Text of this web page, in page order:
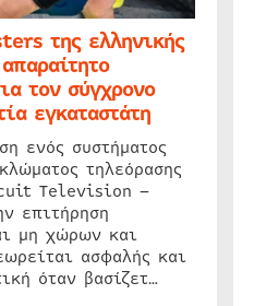
της ελληνικής
τον σύγχρονο
εγκαταστάτη
ενός συστήματος
τηλεόρασης
Television –
επιτήρηση
μη χώρων και
ασφαλής και
όταν βασίζετ…